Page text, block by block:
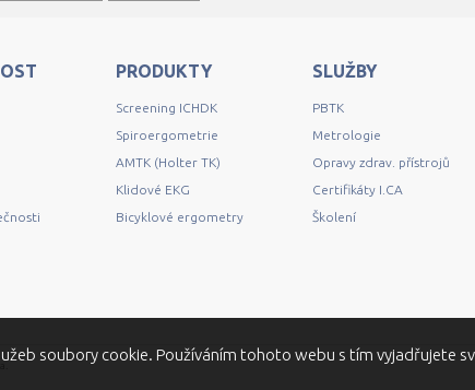
PRODUKTY
Screening ICHDK
Spiroergometrie
AMTK (Holter TK)
Klidové EKG
Bicyklové ergometry
SLUŽBY
PBTK
Metrologie
Opravy zdrav. přístrojů
Certifikáty I.CA
Školení
soubory cookie. Používáním tohoto webu s tím vyjadřujete